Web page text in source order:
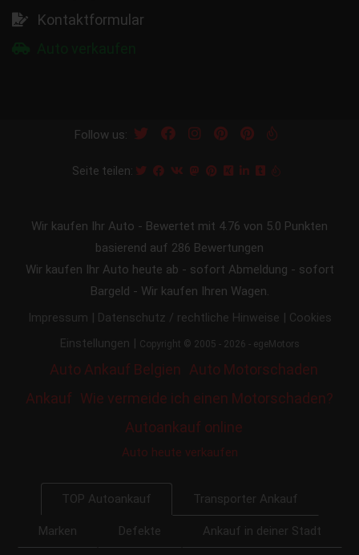
Kontaktformular
Follow us:
Seite teilen:
Wir kaufen Ihr Auto - Bewertet mit 4.76 von 5.0 Punkten
basierend auf 286 Bewertungen
Wir kaufen Ihr Auto heute ab - sofort Abmeldung - sofort
Bargeld - Wir kaufen Ihren Wagen.
Impressum | Datenschutz / rechtliche Hinweise | Cookies
Einstellungen | Copyright © 2005 - 2026 - egeMotors
Auto Ankauf Belgien
Auto Motorschaden
Ankauf Wie vermeide ich einen Motorschaden?
Autoankauf online
Auto heute verkaufen
TOP Autoankauf Transporter Ankauf
Marken Defekte Ankauf in deiner Stadt